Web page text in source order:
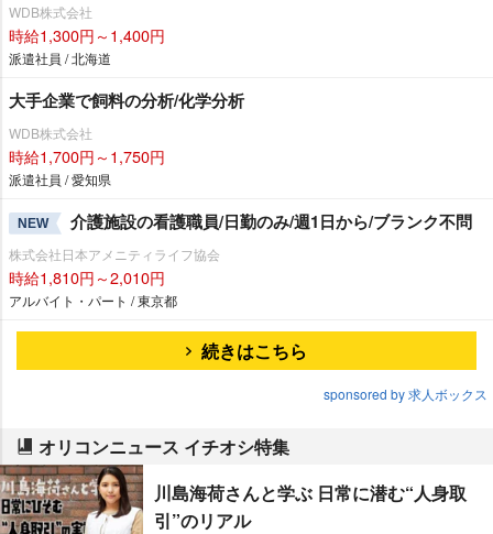
WDB株式会社
時給1,300円～1,400円
派遣社員 / 北海道
大手企業で飼料の分析/化学分析
WDB株式会社
時給1,700円～1,750円
派遣社員 / 愛知県
NEW 介護施設の看護職員/日勤のみ/週1日から/ブランク不問
株式会社日本アメニティライフ協会
時給1,810円～2,010円
アルバイト・パート / 東京都
続きはこちら
sponsored by 求人ボックス
オリコンニュース イチオシ特集
川島海荷さんと学ぶ 日常に潜む“人身取
引”のリアル